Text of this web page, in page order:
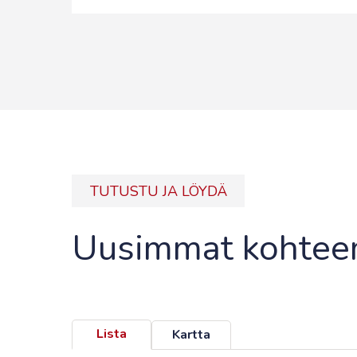
TUTUSTU JA LÖYDÄ
Uusimmat
Lista Kartta